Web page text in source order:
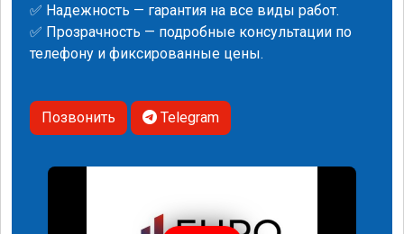
✅ Надежность — гарантия на все виды работ.
✅ Прозрачность — подробные консультации по
телефону и фиксированные цены.
Позвонить Telegram